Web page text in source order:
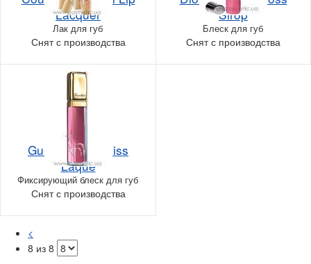
Lacquer
Лак для губ
Снят с производства
Sirop
Блеск для губ
Снят с производства
Guerlain Kiss Kiss
Laque
Фиксирующий блеск для губ
Снят с производства
<
8 из 8